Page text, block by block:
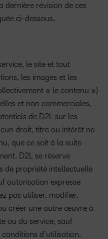
dernière révision de ces
ci-dessous.
le site et tout
les images et les
« le contenu »)
et non commerciales,
de D2L sur les
droit, titre ou intérêt ne
que ce soit à la suite
D2L se réserve
de propriété intellectuelle
autorisation expresse
pas utiliser, modifier,
créer une autre œuvre à
ou du service, sauf
d’utilisation.